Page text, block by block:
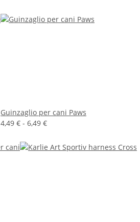
Guinzaglio per cani Paws
4,49 € - 6,49 €